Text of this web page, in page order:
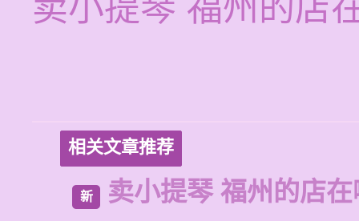
卖小提琴 福州的店
相关文章推荐
新 卖小提琴 福州的店